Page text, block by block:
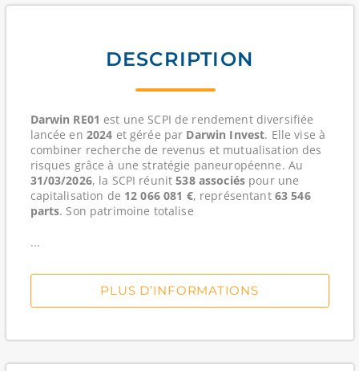
DESCRIPTION
Darwin RE01 est une SCPI de rendement diversifiée
lancée en 2024 et gérée par Darwin Invest. Elle vise à
combiner recherche de revenus et mutualisation des
risques grâce à une stratégie paneuropéenne. Au
31/03/2026, la SCPI réunit538 associéspour une
capitalisation de 12 066 081 €, représentant 63 546
parts. Son patrimoine totalise
...
PLUS D’INFORMATIONS